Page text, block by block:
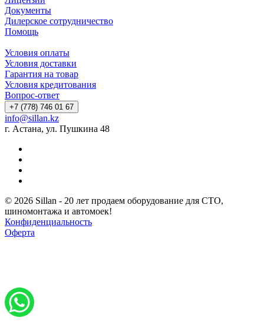
Документы
Дилерское сотрудничество
Помощь
Условия оплаты
Условия доставки
Гарантия на товар
Условия кредитования
Вопрос-ответ
+7 (778) 746 01 67
info@sillan.kz
г. Астана, ул. Пушкина 48
© 2026 Sillan - 20 лет продаем оборудование для СТО,
шиномонтажа и автомоек!
Конфиденциальность
Оферта